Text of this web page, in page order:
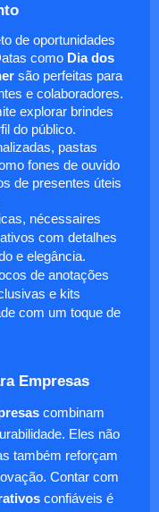
de oportunidades
como Dia dos
são perfeitas para
e colaboradores.
explorar brindes
do público.
pastas
fones de ouvido
de presentes úteis
nécessaires
com detalhes
e elegância.
de anotações
e kits
com um toque de
Empresas
combinam
Eles não
também reforçam
Contar com
confiáveis é